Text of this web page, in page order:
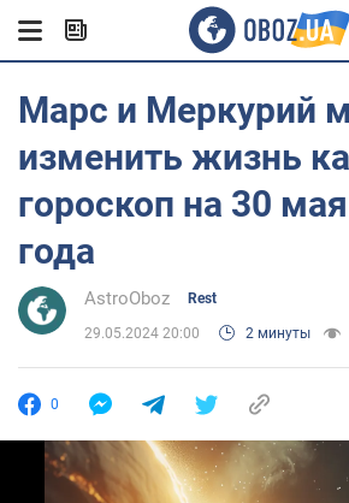
Марс и Меркурий
изменить жизнь
гороскоп на 30
года
AstroOboz Rest
29.05.2024 20:00 2 минуты
0